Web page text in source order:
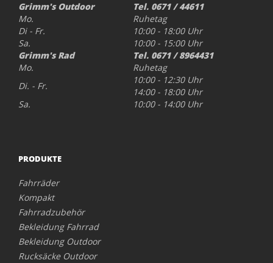
Grimm's Outdoor
Tel. 0671 / 44611
Mo.
Ruhetag
Di - Fr.
10:00 - 18:00 Uhr
Sa.
10:00 - 15:00 Uhr
Grimm's Rad
Tel. 0671 / 8964431
Mo.
Ruhetag
Di. - Fr.
10:00 - 12:30 Uhr
14:00 - 18:00 Uhr
Sa.
10:00 - 14:00 Uhr
PRODUKTE
Fahrräder
Kompakt
Fahrradzubehör
Bekleidung Fahrrad
Bekleidung Outdoor
Rucksäcke Outdoor